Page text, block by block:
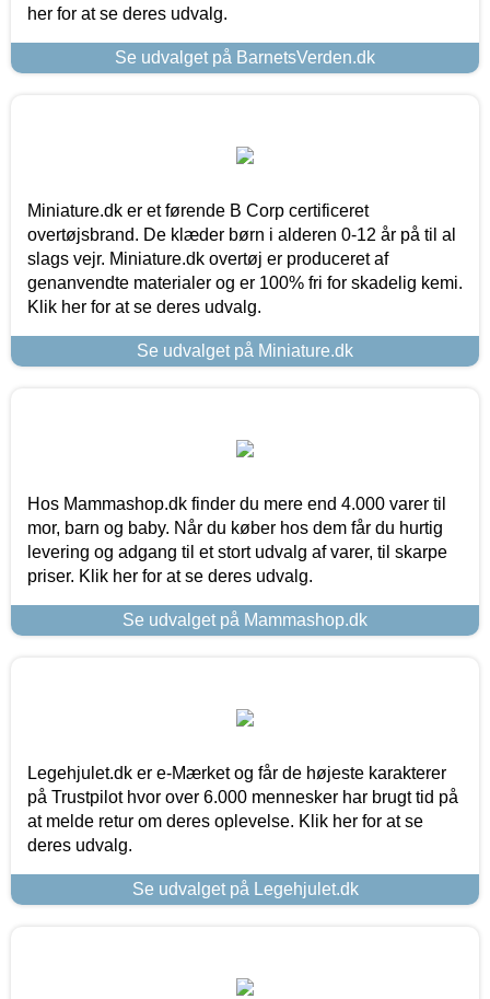
her for at se deres udvalg.
Se udvalget på BarnetsVerden.dk
Miniature.dk er et førende B Corp certificeret
overtøjsbrand. De klæder børn i alderen 0-12 år på til al
slags vejr. Miniature.dk overtøj er produceret af
genanvendte materialer og er 100% fri for skadelig kemi.
Klik her for at se deres udvalg.
Se udvalget på Miniature.dk
Hos Mammashop.dk finder du mere end 4.000 varer til
mor, barn og baby. Når du køber hos dem får du hurtig
levering og adgang til et stort udvalg af varer, til skarpe
priser. Klik her for at se deres udvalg.
Se udvalget på Mammashop.dk
Legehjulet.dk er e-Mærket og får de højeste karakterer
på Trustpilot hvor over 6.000 mennesker har brugt tid på
at melde retur om deres oplevelse. Klik her for at se
deres udvalg.
Se udvalget på Legehjulet.dk